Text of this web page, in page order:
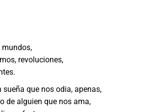
mundos,
revoluciones,
sueña que nos odia, apenas,
de alguien que nos ama,